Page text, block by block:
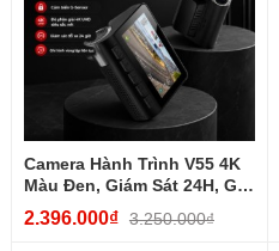
Camera Hành Trình V55 4K
Màu Đen, Giám Sát 24H, Ghi
Hình Đêm Siêu...
2.396.000₫ 3.250.000₫